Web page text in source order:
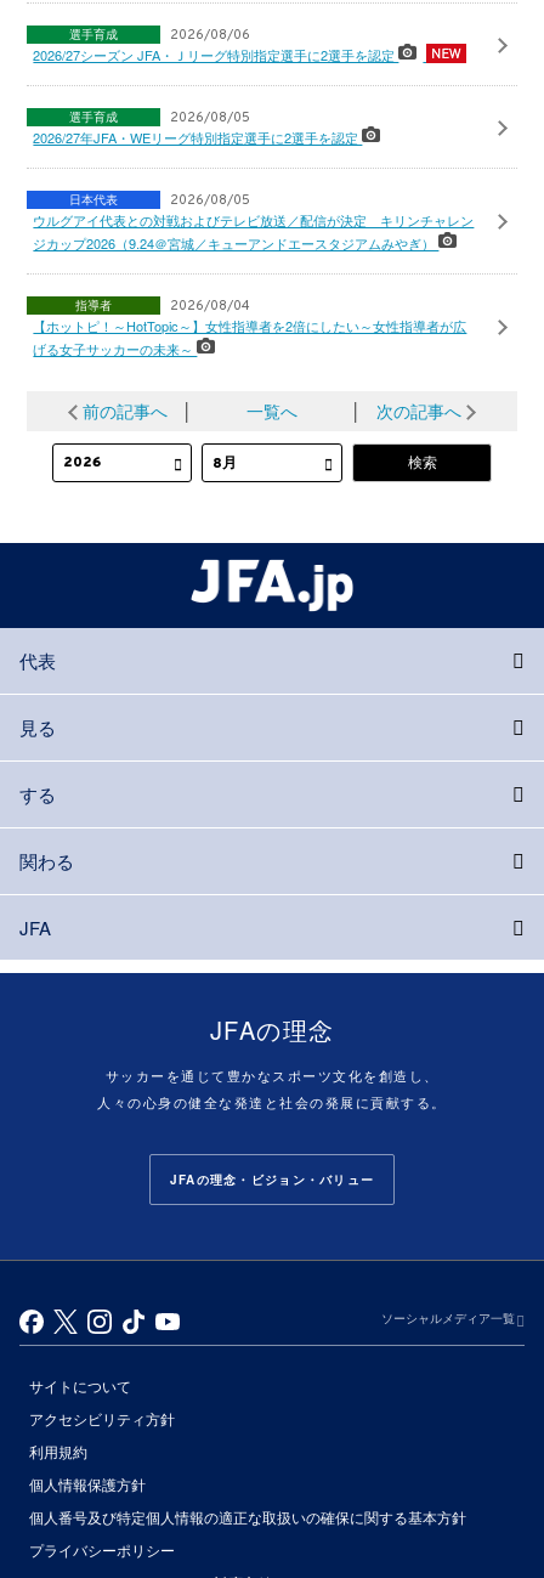
選手育成 2026/08/06
2026/27シーズン JFA・Ｊリーグ特別指定選手に2選手を認定
選手育成 2026/08/05
2026/27年JFA・WEリーグ特別指定選手に2選手を認定
日本代表 2026/08/05
ウルグアイ代表との対戦およびテレビ放送／配信が決定 キリンチャレン
ジカップ2026（9.24＠宮城／キューアンドエースタジアムみやぎ）
指導者 2026/08/04
【ホットピ！～HotTopic～】女性指導者を2倍にしたい～女性指導者が広
げる女子サッカーの未来～
前の記事へ 一覧へ 次の記事へ
代表
見る
する
関わる
JFA
JFAの理念
サッカーを通じて豊かなスポーツ文化を創造し、
人々の心身の健全な発達と社会の発展に貢献する。
JFAの理念・ビジョン・バリュー
ソーシャルメディア一覧
サイトについて
アクセシビリティ方針
利用規約
個人情報保護方針
個人番号及び特定個人情報の適正な取扱いの確保に関する基本方針
プライバシーポリシー